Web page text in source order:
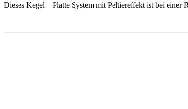
Dieses Kegel – Platte System mit Peltiereffekt ist bei einer